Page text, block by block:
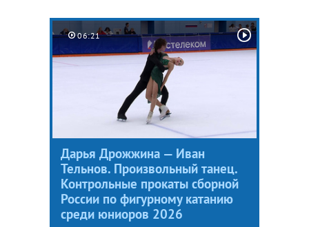
06:21
Дарья Дрожжина — Иван
Тельнов. Произвольный танец.
Контрольные прокаты сборной
России по фигурному катанию
среди юниоров 2026